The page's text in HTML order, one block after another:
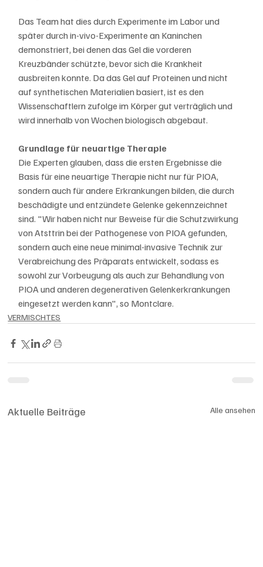
Das Team hat dies durch Experimente im Labor und
später durch in-vivo-Experimente an Kaninchen
demonstriert, bei denen das Gel die vorderen
Kreuzbänder schützte, bevor sich die Krankheit
ausbreiten konnte. Da das Gel auf Proteinen und nicht
auf synthetischen Materialien basiert, ist es den
Wissenschaftlern zufolge im Körper gut verträglich und
wird innerhalb von Wochen biologisch abgebaut.
Grundlage für neuartige Therapie
Die Experten glauben, dass die ersten Ergebnisse die
Basis für eine neuartige Therapie nicht nur für PIOA,
sondern auch für andere Erkrankungen bilden, die durch
beschädigte und entzündete Gelenke gekennzeichnet
sind. "Wir haben nicht nur Beweise für die Schutzwirkung
von Atsttrin bei der Pathogenese von PIOA gefunden,
sondern auch eine neue minimal-invasive Technik zur
Verabreichung des Präparats entwickelt, sodass es
sowohl zur Vorbeugung als auch zur Behandlung von
PIOA und anderen degenerativen Gelenkerkrankungen
eingesetzt werden kann", so Montclare.
VERMISCHTES
Aktuelle Beiträge Alle ansehen